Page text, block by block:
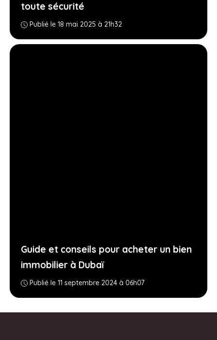
toute sécurité
Publié le 18 mai 2025 à 21h32
Guide et conseils pour acheter un bien
immobilier à Dubaï
Publié le 11 septembre 2024 à 06h07